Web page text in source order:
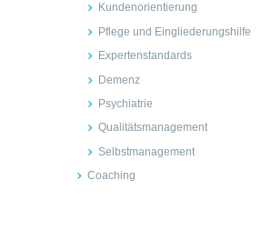
Kundenorientierung
Pflege und Eingliederungshilfe
Expertenstandards
Demenz
Psychiatrie
Qualitätsmanagement
Selbstmanagement
Coaching